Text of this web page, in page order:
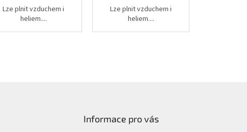
Lze plnit vzduchem i
heliem....
Lze plnit vzduchem i
heliem....
Informace pro vás